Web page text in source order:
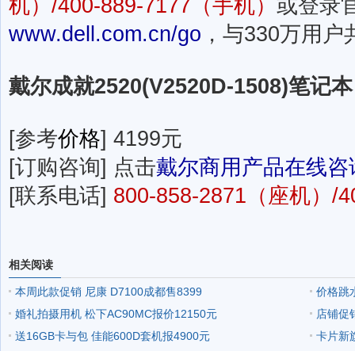
机）/400-889-7177（手机） 或登录
www.dell.com.cn/go ，与330万用
戴尔成就2520(V2520D-1508)笔记本
[参考价格] 4199元
[订购咨询] 点击戴尔商用产品在线咨
[联系电话] 800-858-2871（座机）/
相关阅读
本周此款促销 尼康 D7100成都售8399
婚礼拍摄用机 松下AC90MC报价12150元
送16GB卡与包 佳能600D套机报4900元
价格跳
店铺促
卡片新